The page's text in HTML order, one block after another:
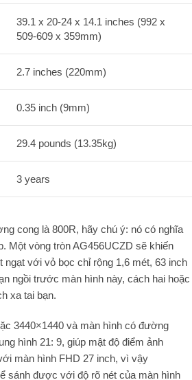
39.1 x 20-24 x 14.1 inches (992 x
509-609 x 359mm)
2.7 inches (220mm)
0.35 inch (9mm)
29.4 pounds (13.35kg)
3 years
cong là 800R, hãy chú ý: nó có nghĩa
Một vòng tròn AG456UCZD sẽ khiến
ngạt với vỏ bọc chỉ rộng 1,6 mét, 63 inch
ngồi trước màn hình này, cách hai hoặc
xa tai bạn.
3440×1440 và màn hình có đường
hình 21: 9, giúp mật độ điểm ảnh
màn hình FHD 27 inch, vì vậy
sánh được với độ rõ nét của màn hình